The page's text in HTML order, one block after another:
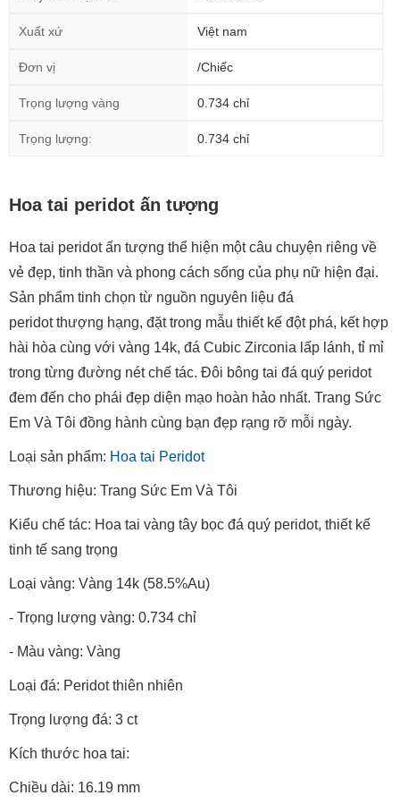
Xuất xứ Việt nam
Đơn vị /Chiếc
Trọng lượng vàng 0.734 chỉ
Trọng lượng: 0.734 chỉ
Hoa tai peridot ấn tượng
Hoa tai peridot ấn tượng thể hiện một câu chuyện riêng về
vẻ đẹp, tinh thần và phong cách sống của phụ nữ hiện đại.
Sản phẩm tinh chọn từ nguồn nguyên liệu đá
peridot thượng hạng, đặt trong mẫu thiết kế đột phá, kết hợp
hài hòa cùng với vàng 14k, đá Cubic Zirconia lấp lánh, tỉ mỉ
trong từng đường nét chế tác. Đôi bông tai đá quý peridot
đem đến cho phái đẹp diện mạo hoàn hảo nhất. Trang Sức
Em Và Tôi đồng hành cùng bạn đẹp rạng rỡ mỗi ngày.
Loại sản phẩm: Hoa tai Peridot
Thương hiệu: Trang Sức Em Và Tôi
Kiểu chế tác: Hoa tai vàng tây bọc đá quý peridot, thiết kế
tinh tế sang trọng
Loại vàng: Vàng 14k (58.5%Au)
- Trọng lượng vàng: 0.734 chỉ
- Màu vàng: Vàng
Loại đá: Peridot thiên nhiên
Trọng lượng đá: 3 ct
Kích thước hoa tai:
Chiều dài: 16.19 mm